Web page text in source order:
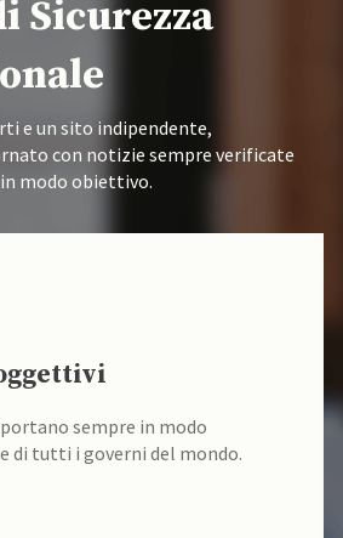
Sicurezza
e un sito indipendente,
con notizie sempre verificate
modo obiettivo.
sempre verificati alla fonte
specializzati.